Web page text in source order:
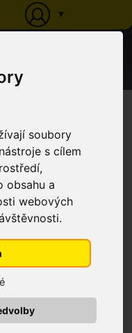
soubory
s cílem
obsahu a
webových
▼
je omezeno.